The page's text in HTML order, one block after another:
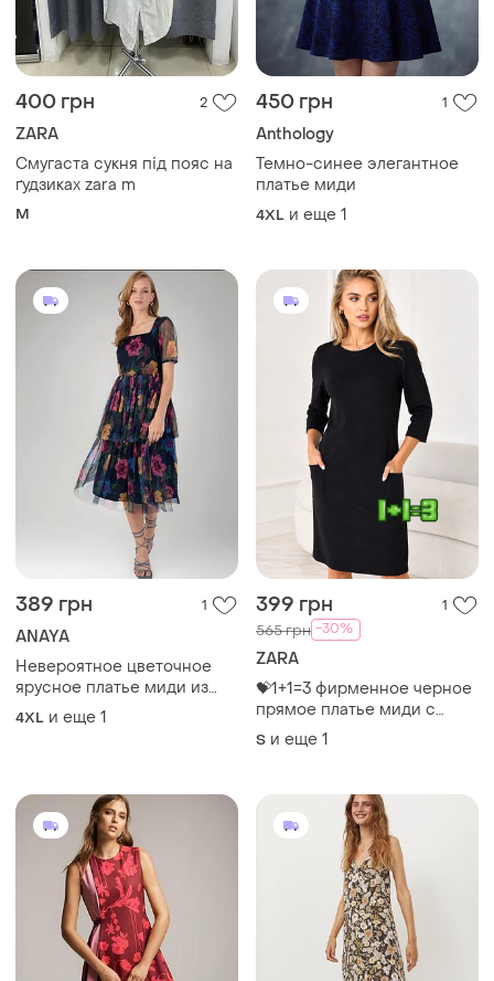
400 грн 2
ZARA
Смугаста сукня під пояс на
ґудзиках zara m
M
450 грн 1
Anthology
Темно-синее элегантное
платье миди
4XL и еще 1
389 грн 1
ANAYA
Невероятное цветочное
ярусное платье миди из
сетки с рукавами-
фонариками/платье
4XL и еще 1
399 грн 1
565 грн -30%
ZARA
💝1+1=3 фирменное черное
прямое платье миди с
карманами zara, размер 44
- 46
S и еще 1